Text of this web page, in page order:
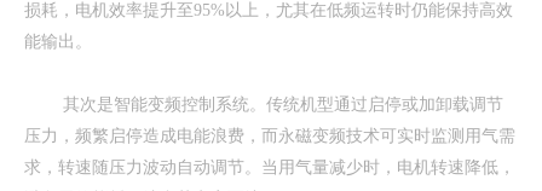
损耗，电机效率提升至95%以上，尤其在低频运转时仍能保持高效
能输出。
其次是智能变频控制系统。传统机型通过启停或加卸载调节
压力，频繁启停造成电能浪费，而永磁变频技术可实时监测用气需
求，转速随压力波动自动调节。当用气量减少时，电机转速降低，